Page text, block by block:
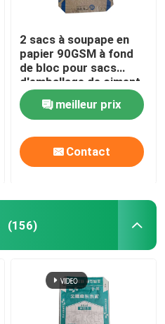
2 sacs à soupape en
papier 90GSM à fond
de bloc pour sacs
d'emballage de ciment
de 50 kg
meilleur prix
Contact
(156)